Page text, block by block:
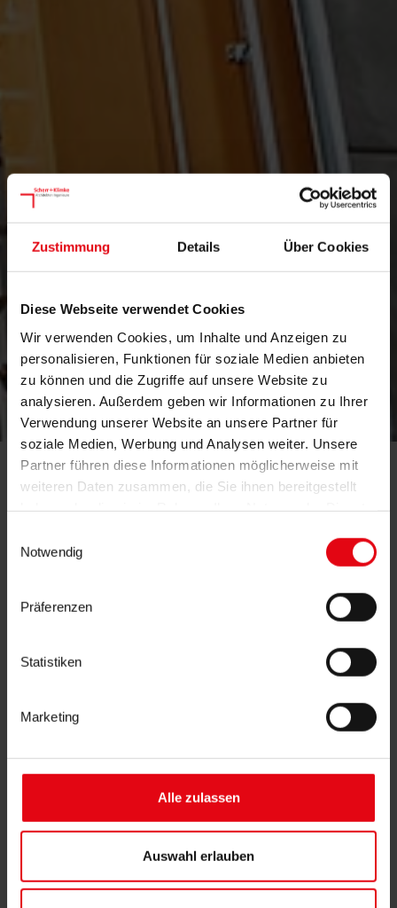
Zustimmung Details Über Cookies
Diese Webseite verwendet Cookies
Wir verwenden Cookies, um Inhalte und Anzeigen zu
personalisieren, Funktionen für soziale Medien anbieten
zu können und die Zugriffe auf unsere Website zu
analysieren. Außerdem geben wir Informationen zu Ihrer
Verwendung unserer Website an unsere Partner für
soziale Medien, Werbung und Analysen weiter. Unsere
Partner führen diese Informationen möglicherweise mit
weiteren Daten zusammen, die Sie ihnen bereitgestellt
Notwendig
Präferenzen
Statistiken
Marketing
Alle zulassen
Auswahl erlauben
logistisch
logisch
Technik-Konzepten
zur Wirkung bringen –
Engineering
We like to move